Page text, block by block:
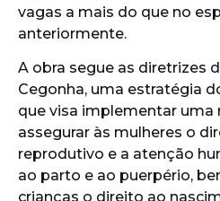
vagas a mais do que no
anteriormente.
A obra segue as diretrizes
Cegonha, uma estratégia
que visa implementar uma
assegurar às mulheres o
reprodutivo e a atenção
ao parto e ao puerpério,
crianças o direito ao